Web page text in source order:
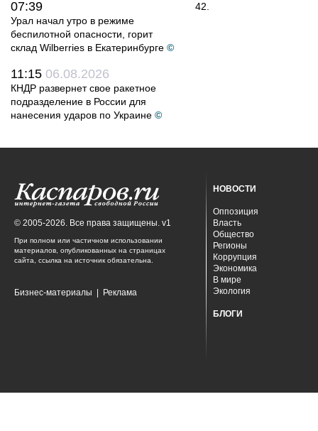
07:39
Урал начал утро в режиме
беспилотной опасности, горит
склад Wilberries в Екатеринбурге ©
11:15 06.08.2026
КНДР развернет свое ракетное
подразделение в России для
нанесения ударов по Украине ©
42.
© 2005-2026. Все права защищены. v1
При полном или частичном использовании
материалов, опубликованных на страницах
сайта, ссылка на источник обязательна.
Бизнес-материалы Реклама
НОВОСТИ
Оппозиция
Власть
Общество
Регионы
Коррупция
Экономика
В мире
Экология
БЛОГИ